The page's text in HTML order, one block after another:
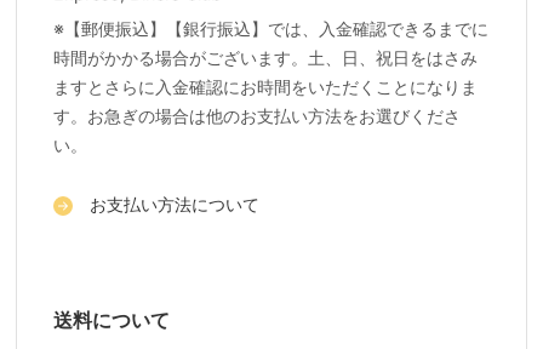
※【郵便振込】【銀行振込】では、入金確認できるまでに
時間がかかる場合がございます。土、日、祝日をはさみ
ますとさらに入金確認にお時間をいただくことになりま
す。お急ぎの場合は他のお支払い方法をお選びくださ
い。
お支払い方法について
送料について